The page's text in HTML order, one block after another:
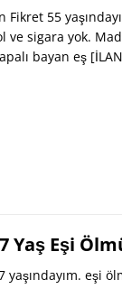
55
ve sigara yok.
bayan eş
Yaş Eşi
eşi